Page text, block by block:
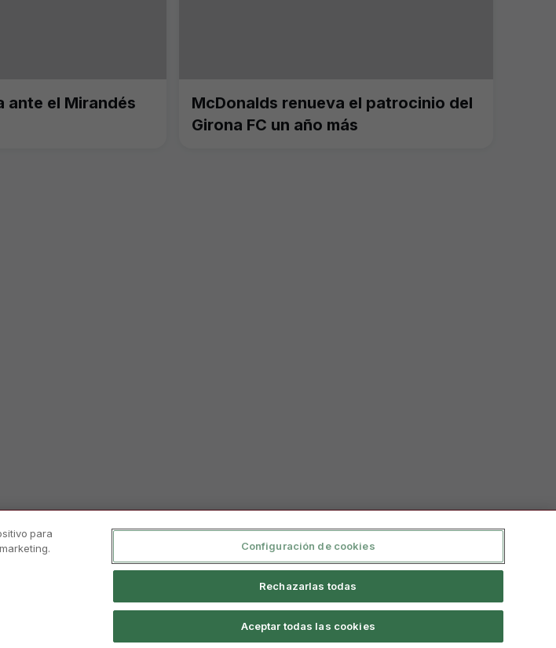
el Mirandés
McDonalds renueva el patrocinio del
Girona FC un año más
Sistema Interno De Información
para
Configuración de cookies
Rechazarlas todas
Aceptar todas las cookies